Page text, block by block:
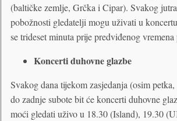
(baltičke zemlje, Grčka i Cipar). Svakog
pobožnosti gledatelji mogu uživati u
se trideset minuta prije predviđenog
Koncerti duhovne glazbe
Svakog dana tijekom zasjedanja (osim
do zadnje subote bit će koncerti duhovne
moći gledati uživo u 18.30 (Island), 19.30